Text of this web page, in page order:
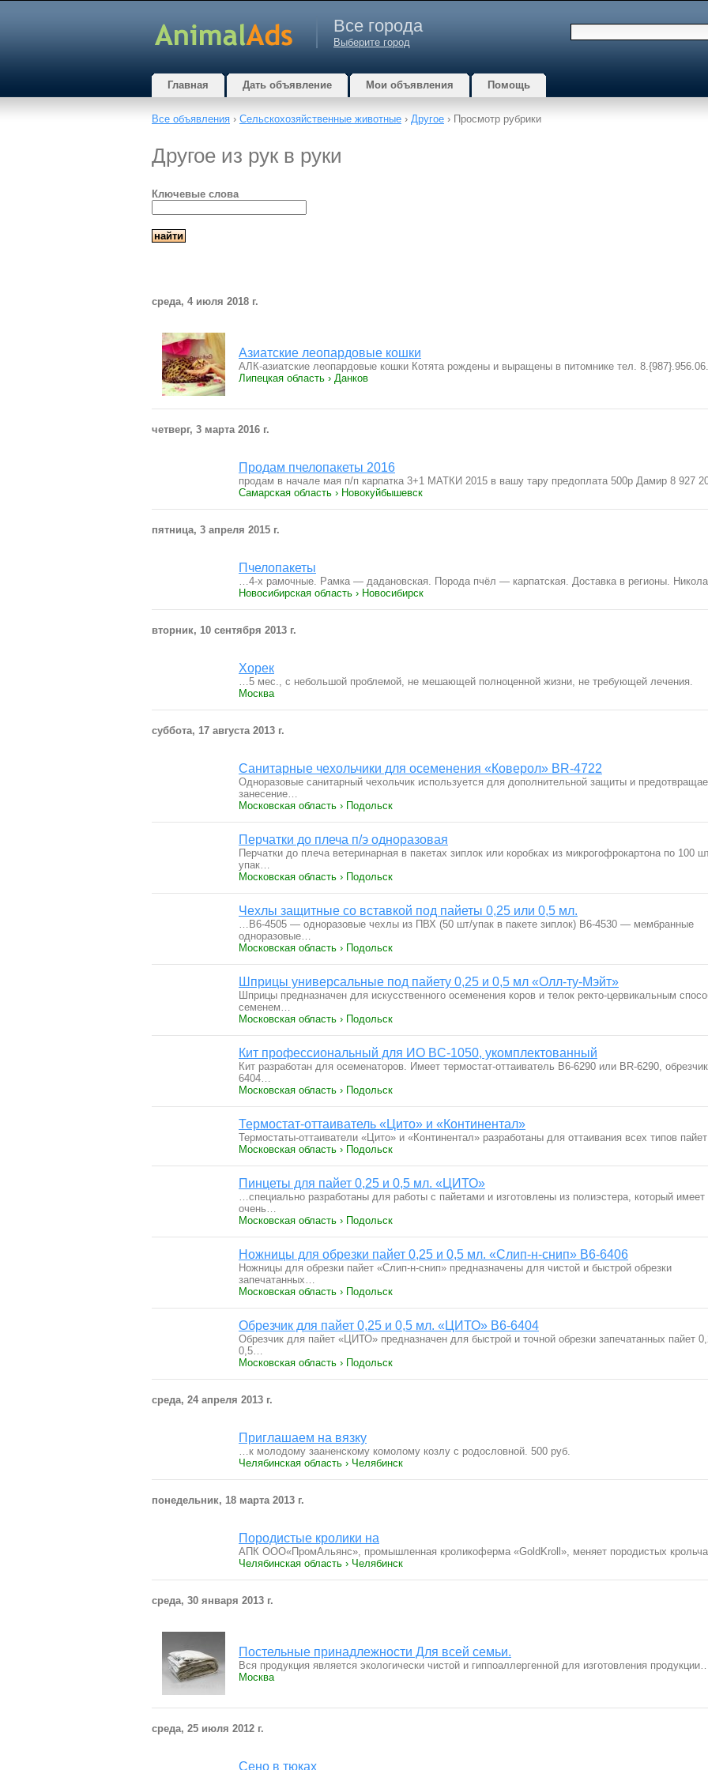
Все города
Выберите город
Главная Дать объявление Мои объявления Помощь
Все объявления › Сельскохозяйственные животные › Другое › Просмотр рубрики
Другое из рук в руки
Ключевые слова
среда, 4 июля 2018 г.
Азиатские леопардовые кошки
АЛК-азиатские леопардовые кошки Котята рождены и выращены в питомнике тел.
Липецкая область › Данков
четверг, 3 марта 2016 г.
Продам пчелопакеты 2016
продам в начале мая п/п карпатка 3+1 МАТКИ 2015 в вашу тару предоплата 500р Дамир 8 927
Самарская область › Новокуйбышевск
пятница, 3 апреля 2015 г.
Пчелопакеты
…4-х рамочные. Рамка — дадановская. Порода пчёл — карпатская. Доставка в регионы.
Новосибирская область › Новосибирск
вторник, 10 сентября 2013 г.
Хорек
…5 мес., с небольшой проблемой, не мешающей полноценной жизни, не требующей лечения.
Москва
суббота, 17 августа 2013 г.
Санитарные чехольчики для осеменения «Коверол» ВR-4722
Одноразовые санитарный чехольчик используется для дополнительной защиты и
занесение…
Московская область › Подольск
Перчатки до плеча п/э одноразовая
Перчатки до плеча ветеринарная в пакетах зиплок или коробках из микрогофрокартона по 100
упак…
Московская область › Подольск
Чехлы защитные со вставкой под пайеты 0,25 или 0,5 мл.
…В6-4505 — одноразовые чехлы из ПВХ (50 шт/упак в пакете зиплок) В6-4530 — мембранные
одноразовые…
Московская область › Подольск
Шприцы универсальные под пайету 0,25 и 0,5 мл «Олл-ту-Мэйт»
Шприцы предназначен для искусственного осеменения коров и телок ректо-цервикальным
семенем…
Московская область › Подольск
Кит профессиональный для ИО BС-1050, укомплектованный
Кит разработан для осеменаторов. Имеет термостат-оттаиватель B6-6290 или BR-6290,
6404…
Московская область › Подольск
Термостат-оттаиватель «Цито» и «Континентал»
Термостаты-оттаиватели «Цито» и «Континентал» разработаны для оттаивания всех типов
Московская область › Подольск
Пинцеты для пайет 0,25 и 0,5 мл. «ЦИТО»
…специально разработаны для работы с пайетами и изготовлены из полиэстера, который имеет
очень…
Московская область › Подольск
Ножницы для обрезки пайет 0,25 и 0,5 мл. «Слип-н-снип» В6-6406
Ножницы для обрезки пайет «Слип-н-снип» предназначены для чистой и быстрой обрезки
запечатанных…
Московская область › Подольск
Обрезчик для пайет 0,25 и 0,5 мл. «ЦИТО» В6-6404
Обрезчик для пайет «ЦИТО» предназначен для быстрой и точной обрезки запечатанных пайет
0,5…
Московская область › Подольск
среда, 24 апреля 2013 г.
Приглашаем на вязку
…к молодому зааненскому комолому козлу с родословной. 500 руб.
Челябинская область › Челябинск
понедельник, 18 марта 2013 г.
Породистые кролики на
АПК ООО«ПромАльянс», промышленная кроликоферма «GoldKroll», меняет породистых
Челябинская область › Челябинск
среда, 30 января 2013 г.
Постельные принадлежности Для всей семьи.
Вся продукция является экологически чистой и гиппоаллергенной для изготовления
Москва
среда, 25 июля 2012 г.
Сено в тюках